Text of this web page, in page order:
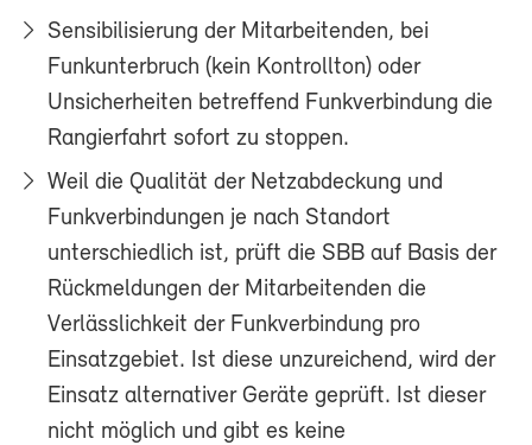
Sensibilisierung der Mitarbeitenden, bei
Funkunterbruch (kein Kontrollton) oder
Unsicherheiten betreffend Funkverbindung die
Rangierfahrt sofort zu stoppen.
Weil die Qualität der Netzabdeckung und
Funkverbindungen je nach Standort
unterschiedlich ist, prüft die SBB auf Basis der
Rückmeldungen der Mitarbeitenden die
Verlässlichkeit der Funkverbindung pro
Einsatzgebiet. Ist diese unzureichend, wird der
Einsatz alternativer Geräte geprüft. Ist dieser
nicht möglich und gibt es keine